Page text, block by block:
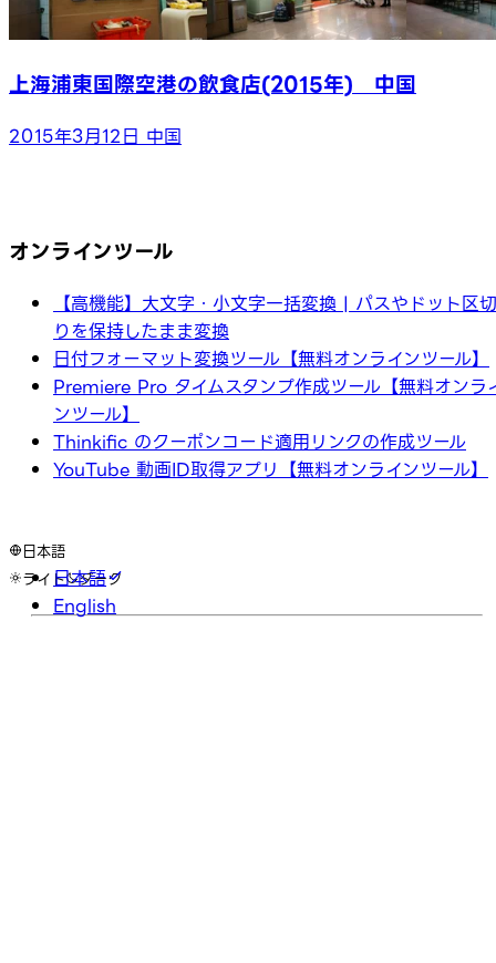
上海浦東国際空港の飲食店(2015年) 中国
2015年3月12日 中国
オンラインツール
【高機能】大文字・小文字一括変換 | パスやドット区切
りを保持したまま変換
日付フォーマット変換ツール【無料オンラインツール】
Premiere Pro タイムスタンプ作成ツール【無料オンラ
ンツール】
Thinkific のクーポンコード適用リンクの作成ツール
YouTube 動画ID取得アプリ【無料オンラインツール】
日本語
日本語
English
ライト ダーク